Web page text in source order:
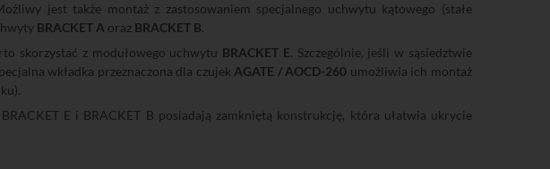
jest także montaż z zastosowaniem specjalnego uchwytu kątowego (stałe
BRACKET A oraz BRACKET B.
skorzystać z modułowego uchwytu BRACKET E. Szczególnie, jeśli w sąsiedztwie
wkładka przeznaczona dla czujek AGATE / AOCD-260 umożliwia ich montaż
E i BRACKET B posiadają zamkniętą konstrukcję, która ułatwia ukrycie